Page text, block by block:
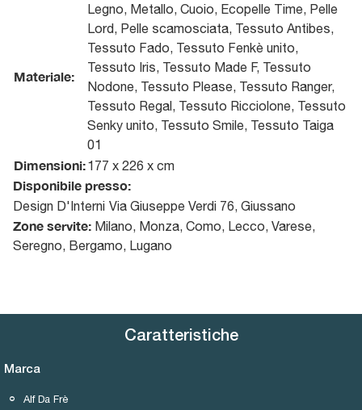
Materiale:
Legno, Metallo, Cuoio, Ecopelle Time, Pelle
Lord, Pelle scamosciata, Tessuto Antibes,
Tessuto Fado, Tessuto Fenkè unito,
Tessuto Iris, Tessuto Made F, Tessuto
Nodone, Tessuto Please, Tessuto Ranger,
Tessuto Regal, Tessuto Ricciolone, Tessuto
Senky unito, Tessuto Smile, Tessuto Taiga
01
Dimensioni:177 x 226 x cm
Disponibile presso:
Design D'Interni Via Giuseppe Verdi 76, Giussano
Zone servite: Milano, Monza, Como, Lecco, Varese,
Seregno, Bergamo, Lugano
Caratteristiche
Marca
Alf Da Frè